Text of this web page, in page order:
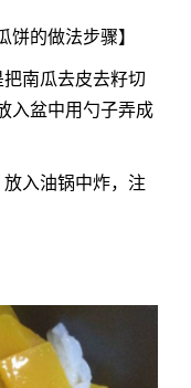
饼的做法步骤】
南瓜去皮去籽切
入盆中用勺子弄成
入油锅中炸，注